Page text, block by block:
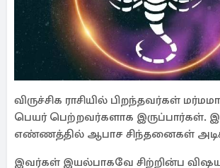
விருச்சிக ராசியில் பிறந்தவர்கள்
பெயர் பெற்றவர்களாக இருப்பார்கள்.
எண்ணத்தில் ஆபாச சிந்தனைகள்
இவர்கள் இயல்பாகவே சிற்றின்ப